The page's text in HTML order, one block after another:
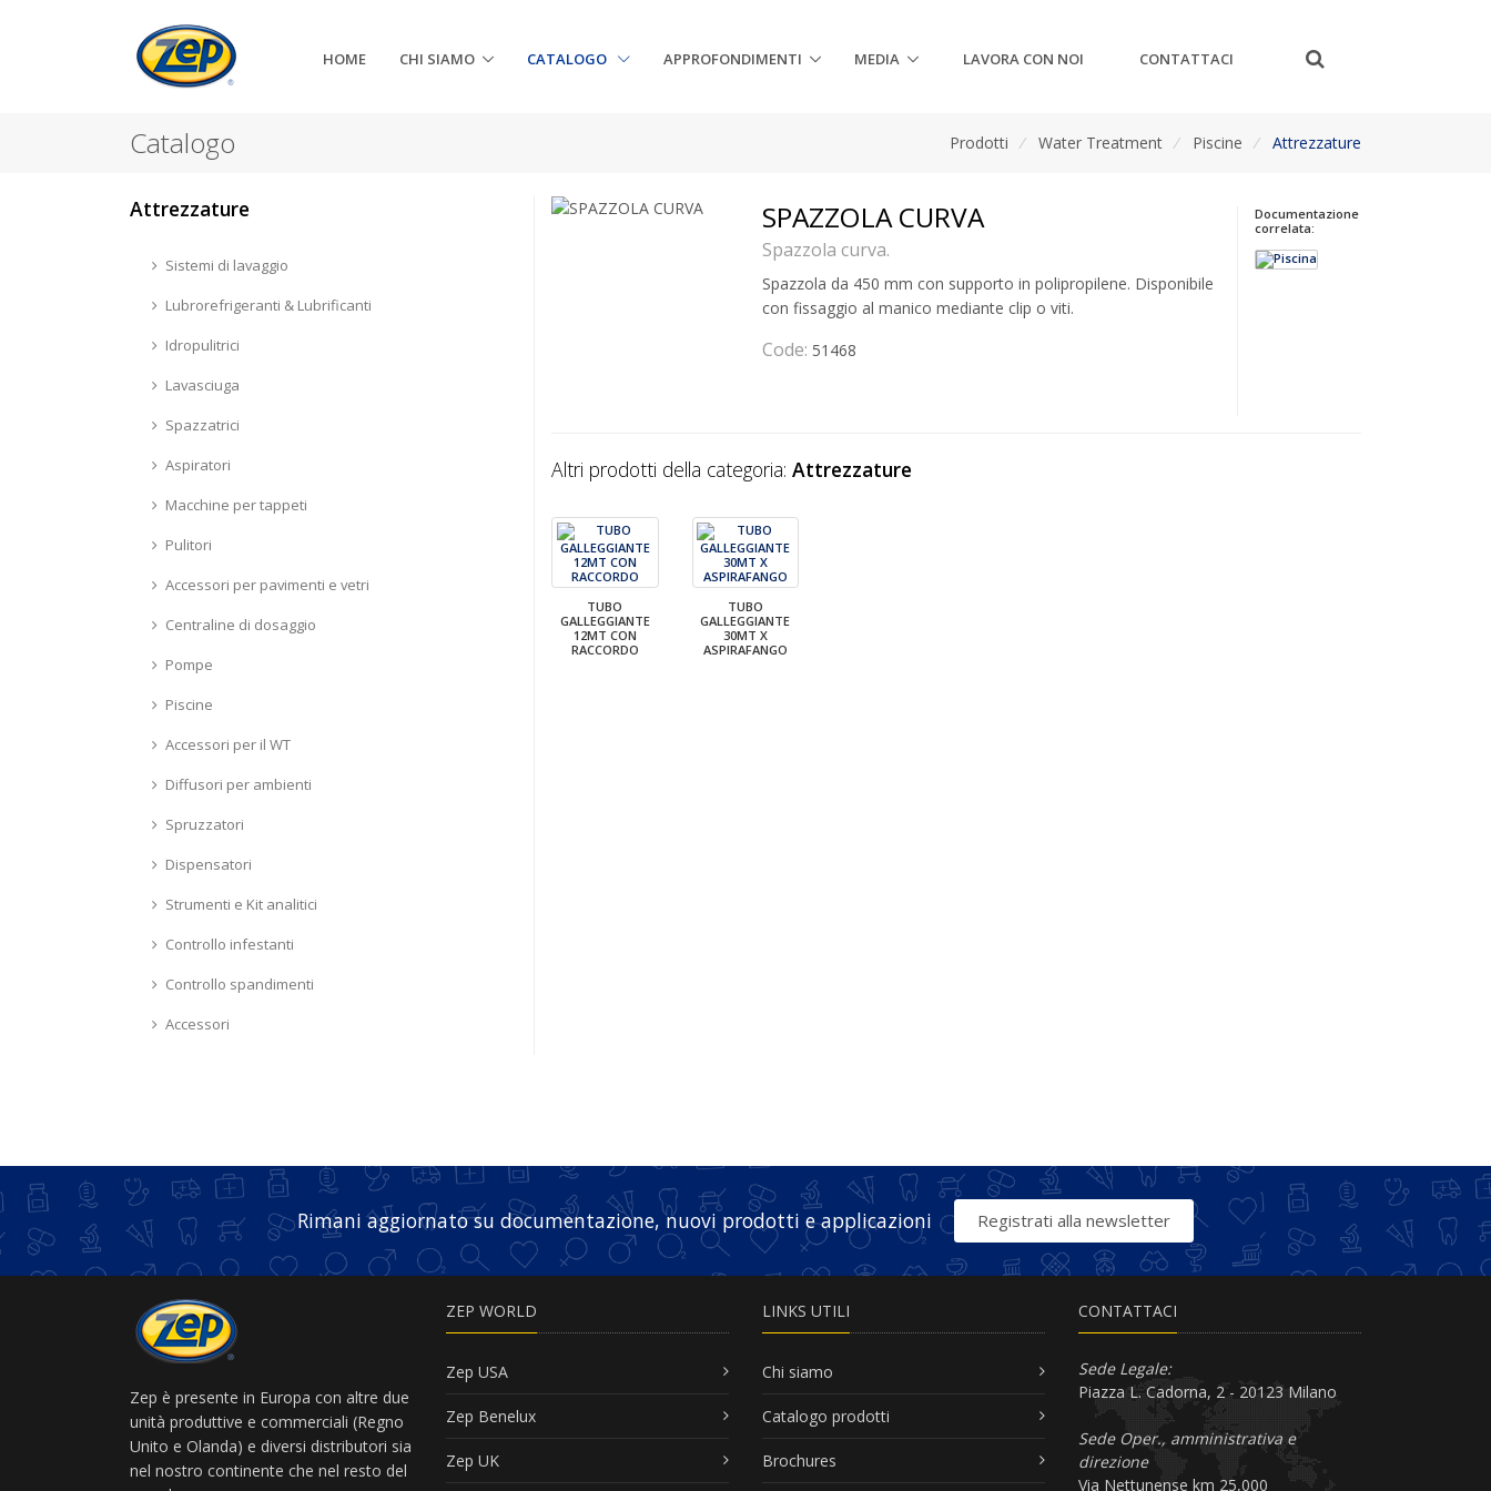
HOME CHI SIAMO CATALOGO APPROFONDIMENTI MEDIA LAVORA CON NOI CONTATTACI
Catalogo Prodotti / Water Treatment / Piscine / Attrezzature
SPAZZOLA CURVA
Spazzola curva.
Spazzola da 450 mm con supporto in polipropilene. Disponibile
con fissaggio al manico mediante clip o viti.
Code: 51468
Documentazione
correlata:
Altri prodotti della categoria: Attrezzature
TUBO
GALLEGGIANTE
12MT CON
RACCORDO
TUBO
GALLEGGIANTE
30MT X
ASPIRAFANGO
Attrezzature
Sistemi di lavaggio
Lubrorefrigeranti & Lubrificanti
Idropulitrici
Lavasciuga
Spazzatrici
Aspiratori
Macchine per tappeti
Pulitori
Accessori per pavimenti e vetri
Centraline di dosaggio
Pompe
Piscine
Accessori per il WT
Diffusori per ambienti
Spruzzatori
Dispensatori
Strumenti e Kit analitici
Controllo infestanti
Controllo spandimenti
Accessori
Rimani aggiornato su documentazione, nuovi prodotti e applicazioni Registrati alla newsletter
Zep è presente in Europa con altre due
unità produttive e commerciali (Regno
Unito e Olanda) e diversi distributori sia
nel nostro continente che nel resto del
ZEP WORLD
Zep USA
Zep Benelux
Zep UK
LINKS UTILI
Chi siamo
Catalogo prodotti
Brochures
CONTATTACI
Sede Legale:
Piazza L. Cadorna, 2 - 20123 Milano
Sede Oper., amministrativa e
direzione
Via Nettunense km 25,000